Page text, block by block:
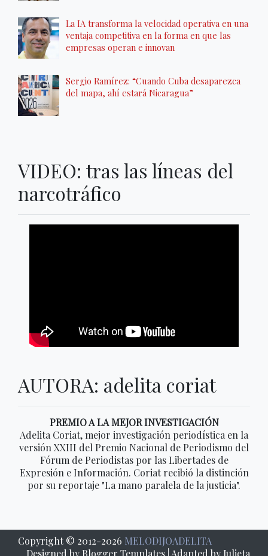
La IA transforma la velocidad operativa en una
ventaja competitiva en la forma en que las
empresas operan e innovan
Sergio Ramírez: “Cuando Cuba desaparezca
del mapa, ahí estará Nicaragua”
VIDEO: tras las líneas del
narcotráfico
AUTORA: adelita coriat
PREMIO A LA MEJOR INVESTIGACIÓN
Adelita Coriat, mejor investigación periodística en la
versión XXIII del Premio Nacional de Periodismo del
Fórum de Periodistas por las Libertades de
Expresión e Información. Coriat recibió la distinción
por su reportaje "La mano paralela de la justicia".
Copyright © 2012-2026 MELODIJOADELITA
Designed by Blogger Templates | Adapted by Julieta